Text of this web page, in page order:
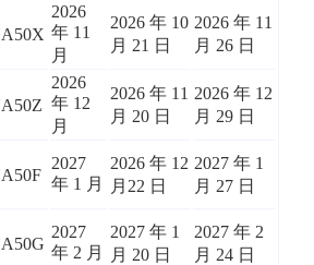
2026
年 11
月
2026 年 10
月 21 日
2026 年 11
月 26 日
2026
年 12
月
2026 年 11
月 20 日
2026 年 12
月 29 日
2027
年 1 月
2026 年 12
月22 日
2027 年 1
月 27 日
2027
年 2 月
2027 年 1
月 20 日
2027 年 2
月 24 日